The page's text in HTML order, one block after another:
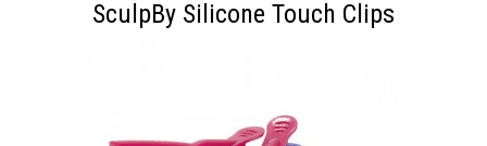
SculpBy Silicone Touch Clips